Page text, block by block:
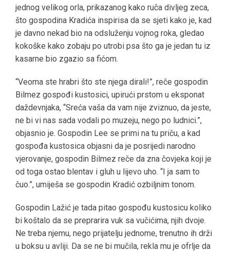
jednog velikog orla, prikazanog kako ruča divljeg zeca,
što gospodina Kradića inspirisa da se sjeti kako je, kad
je davno nekad bio na odsluženju vojnog roka, gledao
kokoške kako zobaju po utrobi psa što ga je jedan tu iz
kasarne bio zgazio sa fićom.
“Veoma ste hrabri što ste njega dirali!”, reče gospodin
Bilmez gospođi kustosici, upirući prstom u eksponat
daždevnjaka, “Sreća vaša da vam nije zviznuo, da jeste,
ne bi vi nas sada vodali po muzeju, nego po ludnici.”,
objasnio je. Gospodin Lee se primi na tu priču, a kad
gospođa kustosica objasni da je posrijedi narodno
vjerovanje, gospodin Bilmez reče da zna čovjeka koji je
od toga ostao blentav i gluh u lijevo uho. “I ja sam to
čuo.”, umiješa se gospodin Kradić ozbiljnim tonom.
Gospodin Lažić je tada pitao gospođu kustosicu koliko
bi koštalo da se preprarira vuk sa vučićima, njih dvoje.
Ne treba njemu, nego prijatelju jednome, trenutno ih drži
u boksu u avliji. Da se ne bi mučila, rekla mu je ofrlje da